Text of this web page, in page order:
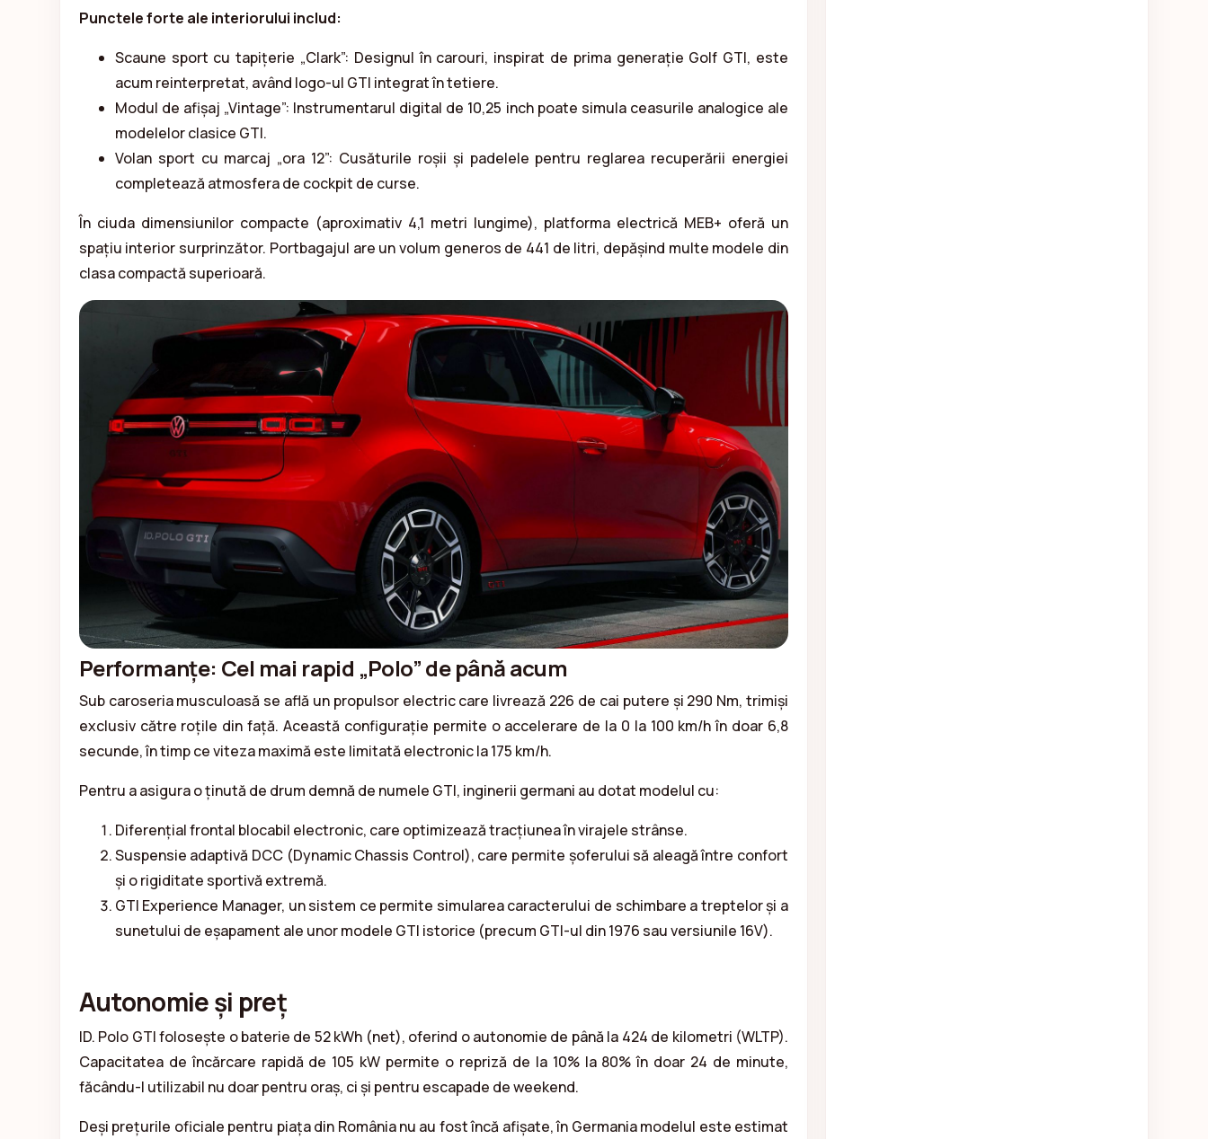
Punctele forte ale interiorului includ:
Scaune sport cu tapițerie „Clark”: Designul în carouri, inspirat de prima generație Golf GTI, este
acum reinterpretat, având logo-ul GTI integrat în tetiere.
Modul de afișaj „Vintage”: Instrumentarul digital de 10,25 inch poate simula ceasurile analogice ale
modelelor clasice GTI.
Volan sport cu marcaj „ora 12”: Cusăturile roșii și padelele pentru reglarea recuperării energiei
completează atmosfera de cockpit de curse.
În ciuda dimensiunilor compacte (aproximativ 4,1 metri lungime), platforma electrică MEB+ oferă un
spațiu interior surprinzător. Portbagajul are un volum generos de 441 de litri, depășind multe modele din
clasa compactă superioară.
Performanțe: Cel mai rapid „Polo” de până acum
Sub caroseria musculoasă se află un propulsor electric care livrează 226 de cai putere și 290 Nm, trimiși
exclusiv către roțile din față. Această configurație permite o accelerare de la 0 la 100 km/h în doar 6,8
secunde, în timp ce viteza maximă este limitată electronic la 175 km/h.
Pentru a asigura o ținută de drum demnă de numele GTI, inginerii germani au dotat modelul cu:
Diferențial frontal blocabil electronic, care optimizează tracțiunea în virajele strânse.
Suspensie adaptivă DCC (Dynamic Chassis Control), care permite șoferului să aleagă între confort
și o rigiditate sportivă extremă.
GTI Experience Manager, un sistem ce permite simularea caracterului de schimbare a treptelor și a
sunetului de eșapament ale unor modele GTI istorice (precum GTI-ul din 1976 sau versiunile 16V).
Autonomie și preț
ID. Polo GTI folosește o baterie de 52 kWh (net), oferind o autonomie de până la 424 de kilometri (WLTP).
Capacitatea de încărcare rapidă de 105 kW permite o repriză de la 10% la 80% în doar 24 de minute,
făcându-l utilizabil nu doar pentru oraș, ci și pentru escapade de weekend.
Deși prețurile oficiale pentru piața din România nu au fost încă afișate, în Germania modelul este estimat